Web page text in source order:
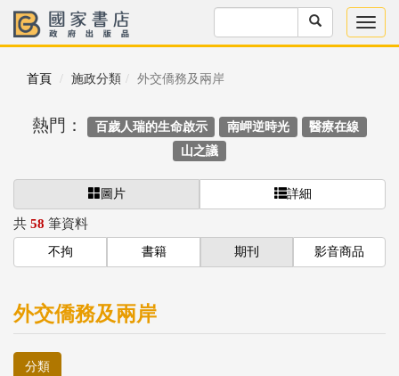
首頁 施政分類 外交僑務及兩岸
熱門： 百歲人瑞的生命啟示 南岬逆時光
醫療在線
山之議
圖片 詳細
共 58 筆資料
不拘 書籍 期刊 影音商品
外交僑務及兩岸
分類